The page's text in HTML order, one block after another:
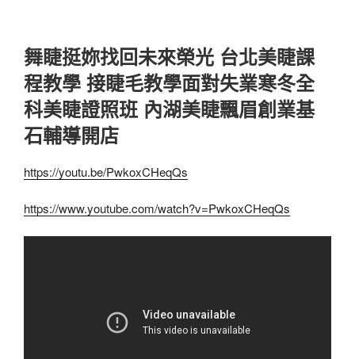
舞睫挺妳找回未來榮光 台北美睫課
程教學 接睫毛教學面對失業寒冬全
科美睫證照班 內湖美睫飄眉創業基
石輔導開店
https://youtu.be/PwkoxCHeqQs
https://www.youtube.com/watch?v=PwkoxCHeqQs